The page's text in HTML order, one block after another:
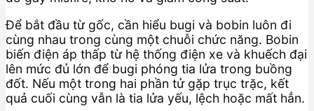
Để bắt đầu từ gốc, cần hiểu bugi và bobin luôn đi
cùng nhau trong cùng một chuỗi chức năng. Bobin
biến điện áp thấp từ hệ thống điện xe và khuếch đại
lên mức đủ lớn để bugi phóng tia lửa trong buồng
đốt. Nếu một trong hai phần tử gặp trục trặc, kết
quả cuối cùng vẫn là tia lửa yếu, lệch hoặc mất hẳn.